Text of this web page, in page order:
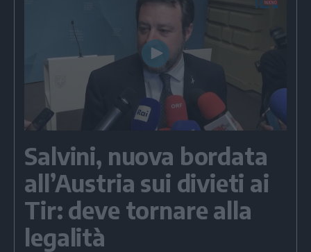
Play
Video
Salvini, nuova bordata
all’Austria sui divieti ai
Tir: deve tornare alla
legalità